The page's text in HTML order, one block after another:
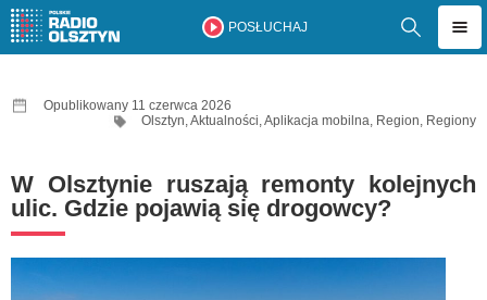
POSŁUCHAJ
Opublikowany 11 czerwca 2026
Olsztyn,Aktualności,Aplikacja mobilna, Region, Regiony
W Olsztynie ruszają remonty kolejnych
ulic. Gdzie pojawią się drogowcy?